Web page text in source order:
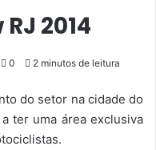
2014
0 2 minutos de leitura
do setor na cidade do
ter uma área exclusiva